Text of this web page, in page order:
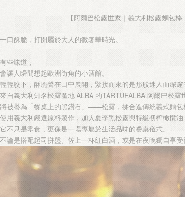
【阿爾巴松露世家｜義大利松露麵包棒
一口酥脆，打開屬於大人的微奢華時光。
有些味道，
會讓人瞬間想起歐洲街角的小酒館。
輕輕咬下，酥脆聲在口中展開，緊接而來的是那股迷人而深
來自義大利知名松露產地 ALBA 的TARTUFALBA 阿爾巴松露
將被譽為「餐桌上的黑鑽石」——松露，揉合進傳統義式麵包
使用義大利嚴選原料製作，加入夏季黑松露與特級初榨橄欖
它不只是零食，更像是一場專屬於生活品味的餐桌儀式。
不論是搭配起司拼盤、佐上一杯紅白酒，或是在夜晚獨自享